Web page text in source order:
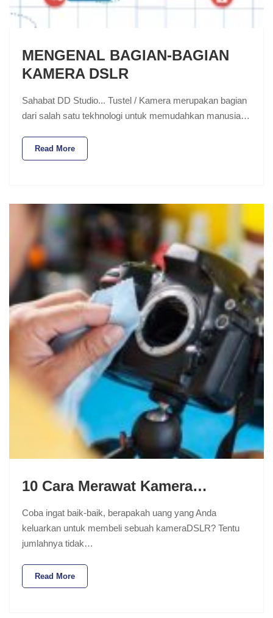
MENGENAL BAGIAN-BAGIAN
KAMERA DSLR
Sahabat DD Studio... Tustel / Kamera merupakan bagian
dari salah satu tekhnologi untuk memudahkan manusia…
Read More
10 Cara Merawat Kamera…
Coba ingat baik-baik, berapakah uang yang Anda
keluarkan untuk membeli sebuah kameraDSLR? Tentu
jumlahnya tidak…
Read More